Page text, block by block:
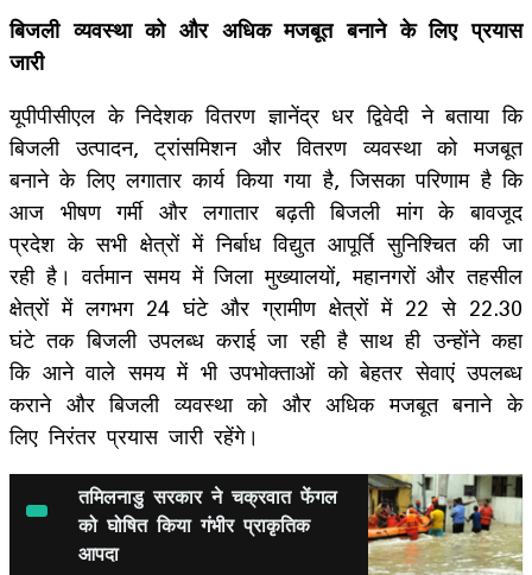
बिजली व्यवस्था को और अधिक मजबूत बनाने के लिए प्रयास
जारी
यूपीपीसीएल के निदेशक वितरण ज्ञानेंद्र धर द्विवेदी ने बताया कि
बिजली उत्पादन, ट्रांसमिशन और वितरण व्यवस्था को मजबूत
बनाने के लिए लगातार कार्य किया गया है, जिसका परिणाम है कि
आज भीषण गर्मी और लगातार बढ़ती बिजली मांग के बावजूद
प्रदेश के सभी क्षेत्रों में निर्बाध विद्युत आपूर्ति सुनिश्चित की जा
रही है। वर्तमान समय में जिला मुख्यालयों, महानगरों और तहसील
क्षेत्रों में लगभग 24 घंटे और ग्रामीण क्षेत्रों में 22 से 22.30
घंटे तक बिजली उपलब्ध कराई जा रही है साथ ही उन्होंने कहा
कि आने वाले समय में भी उपभोक्ताओं को बेहतर सेवाएं उपलब्ध
कराने और बिजली व्यवस्था को और अधिक मजबूत बनाने के
लिए निरंतर प्रयास जारी रहेंगे।
तमिलनाडु सरकार ने चक्रवात फेंगल
को घोषित किया गंभीर प्राकृतिक
आपदा